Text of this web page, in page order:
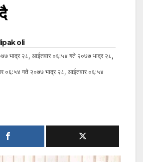
oli
भाद्र २८, आईतवार ०६:५४ गते २०७७ भाद्र २८,
०६:५४ गते २०७७ भाद्र २८, आईतवार ०६:५४